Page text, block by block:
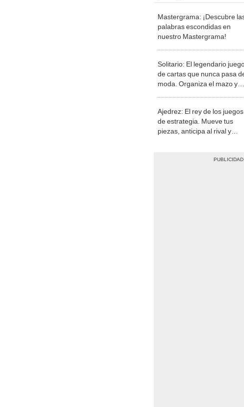
Mastergrama: ¡Descubre
palabras escondidas en
nuestro Mastergrama!
Solitario: El legendario
de cartas que nunca pasa
moda. Organiza el mazo y
Ajedrez: El rey de los juegos
de estrategia. Mueve tus
piezas, anticipa al rival y